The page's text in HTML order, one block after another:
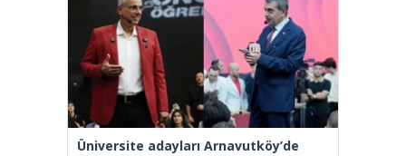
Üniversite adayları Arnavutköy’de
geleceğin mesleklerini bakanlarla
konuştu